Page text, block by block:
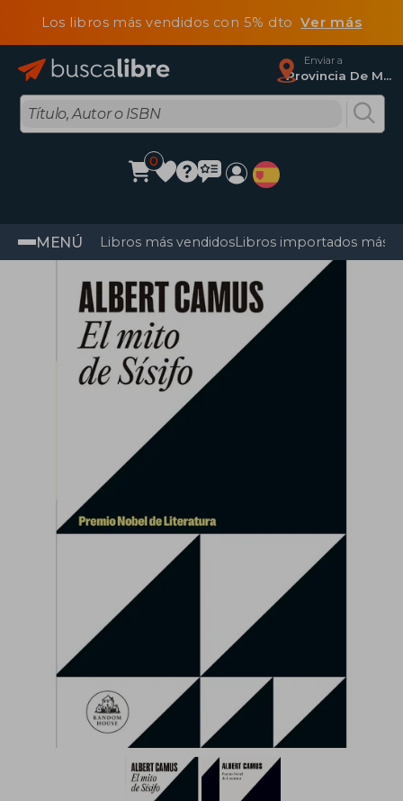
Los libros más vendidos con 5% dtoVer más
Enviar a
Provincia De Madrid
0
MENÚ Libros más vendidosLibros importados más